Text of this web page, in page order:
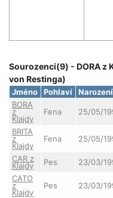
Sourozenci(9) - DORA z
von Restinga)
Jméno Pohlaví Narození
BORA
z
Klajdy
Fena 25/05/
BRITA
z
Klajdy
Fena 25/05/
CAR z
Klajdy Pes 23/03/
CATO
z
Klajdy
Pes 23/03/